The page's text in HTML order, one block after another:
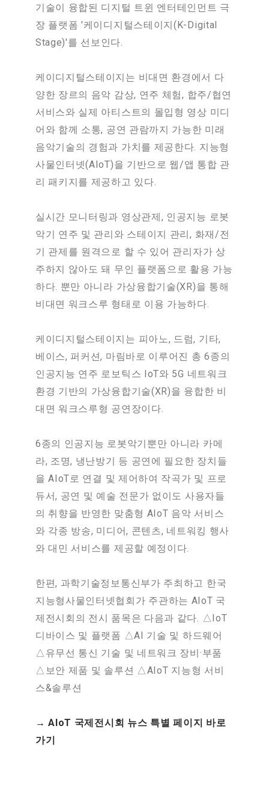
기술이 융합된 디지털 트윈 엔터테인먼트 극
장 플랫폼 '케이디지털스테이지(K-Digital
Stage)'를 선보인다.
케이디지털스테이지는 비대면 환경에서 다
양한 장르의 음악 감상, 연주 체험, 합주/협연
서비스와 실제 아티스트의 몰입형 영상 미디
어와 함께 소통, 공연 관람까지 가능한 미래
음악기술의 경험과 가치를 제공한다. 지능형
사물인터넷(AIoT)을 기반으로 웹/앱 통합 관
리 패키지를 제공하고 있다.
실시간 모니터링과 영상관제, 인공지능 로봇
악기 연주 및 관리와 스테이지 관리, 화재/전
기 관제를 원격으로 할 수 있어 관리자가 상
주하지 않아도 돼 무인 플랫폼으로 활용 가능
하다. 뿐만 아니라 가상융합기술(XR)을 통해
비대면 워크스루 형태로 이용 가능하다.
케이디지털스테이지는 피아노, 드럼, 기타,
베이스, 퍼커션, 마림바로 이루어진 총 6종의
인공지능 연주 로보틱스 IoT와 5G 네트워크
환경 기반의 가상융합기술(XR)을 융합한 비
대면 워크스루형 공연장이다.
6종의 인공지능 로봇악기뿐만 아니라 카메
라, 조명, 냉난방기 등 공연에 필요한 장치들
을 AIoT로 연결 및 제어하여 작곡가 및 프로
듀서, 공연 및 예술 전문가 없이도 사용자들
의 취향을 반영한 맞춤형 AIoT 음악 서비스
와 각종 방송, 미디어, 콘텐츠, 네트워킹 행사
와 대민 서비스를 제공할 예정이다.
한편, 과학기술정보통신부가 주최하고 한국
지능형사물인터넷협회가 주관하는 AIoT 국
제전시회의 전시 품목은 다음과 같다. △IoT
디바이스 및 플랫폼 △AI 기술 및 하드웨어
△유무선 통신 기술 및 네트워크 장비·부품
△보안 제품 및 솔루션 △AIoT 지능형 서비
스&솔루션
→ AIoT 국제전시회 뉴스 특별 페이지 바로
가기